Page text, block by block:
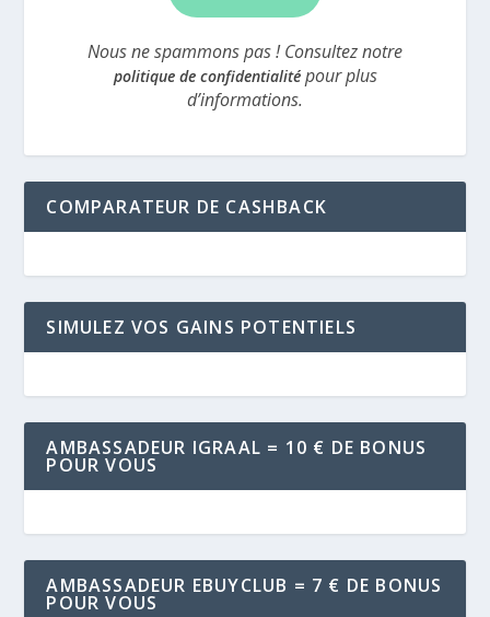
Nous ne spammons pas ! Consultez notre
politique de confidentialitépour plus
d’informations.
COMPARATEUR DE CASHBACK
SIMULEZ VOS GAINS POTENTIELS
AMBASSADEUR IGRAAL = 10 € DE BONUS
POUR VOUS
AMBASSADEUR EBUYCLUB = 7 € DE BONUS
POUR VOUS